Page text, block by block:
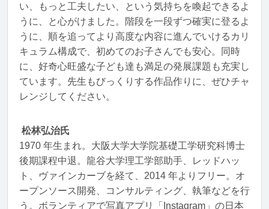
い、もっと工夫したい、という気持ちを喚起できるよ
うに、と心がけました。階段を一段ずつ確実に登るよ
うに、順を追ってより高度な内容に進んでいけるカリ
キュラム構成で、初めてのお子さんでも安心。同時
に、好奇心旺盛な子ども達も満足の発展課題も充実し
ています。先生もびっくりする作品作りに、ぜひチャ
レンジしてください。
松林弘治氏
1970 年生まれ。大阪大学大学院基礎工学研究科博士
後期課程中退。龍谷大学理工学部助手、レッドハッ
ト、ヴァインカーブを経て、2014 年よりフリー。オ
ープンソース開発、コンサルティング、執筆などを行
う。ボランティアで写真アプリ「Instagram」の日本